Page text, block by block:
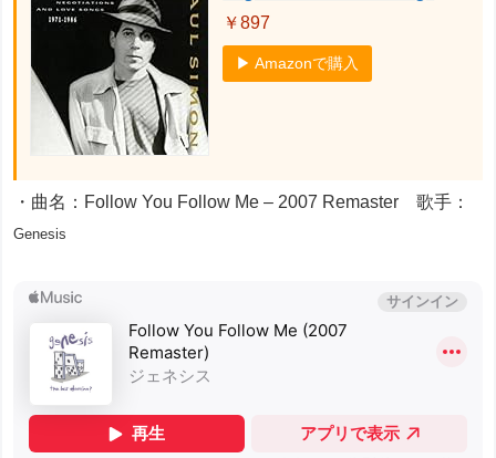
￥897
▶ Amazonで購入
・曲名：Follow You Follow Me – 2007 Remaster 歌手：
Genesis